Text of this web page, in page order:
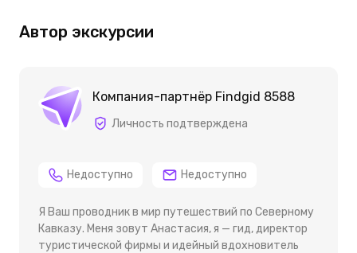
Автор экскурсии
Компания-партнёр Findgid 8588
Личность подтверждена
Недоступно Недоступно
Я Ваш проводник в мир путешествий по Северному
Кавказу. Меня зовут Анастасия, я — гид, директор
туристической фирмы и идейный вдохновитель